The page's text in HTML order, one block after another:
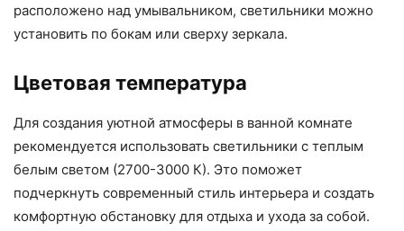
расположено над умывальником, светильники можно
установить по бокам или сверху зеркала.
Цветовая температура
Для создания уютной атмосферы в ванной комнате
рекомендуется использовать светильники с теплым
белым светом (2700-3000 К). Это поможет
подчеркнуть современный стиль интерьера и создать
комфортную обстановку для отдыха и ухода за собой.